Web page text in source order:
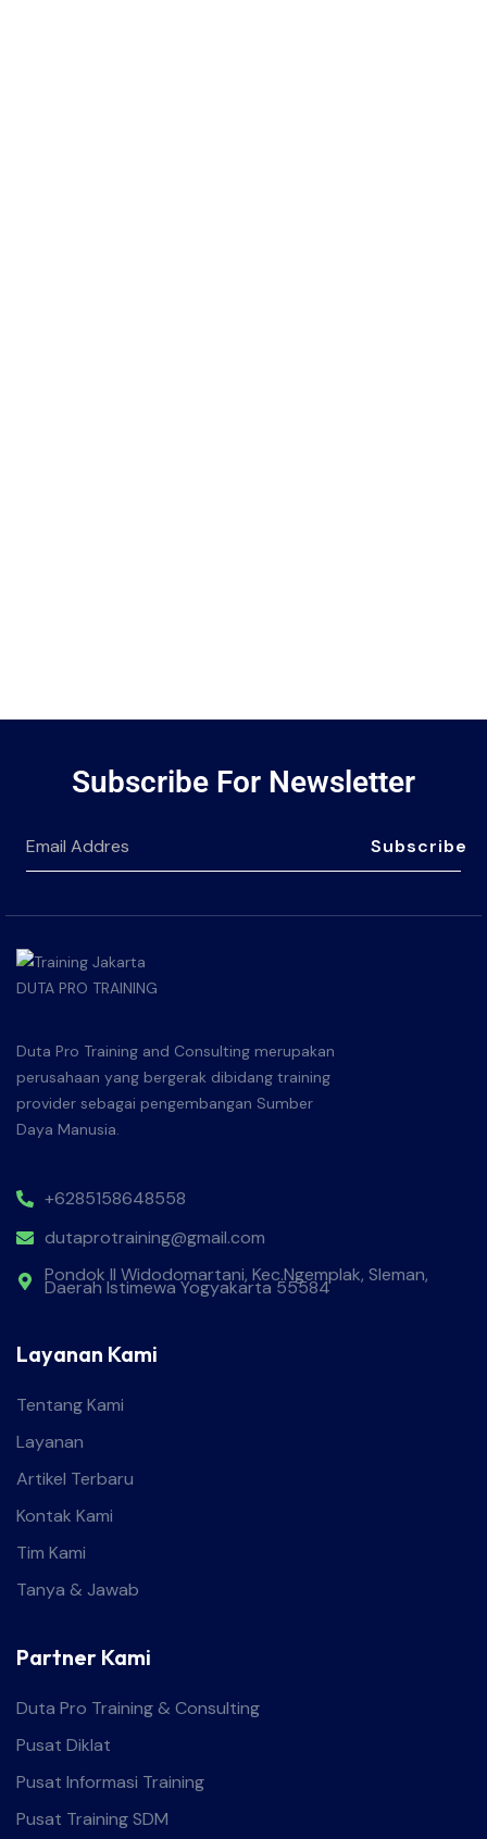
Subscribe For Newsletter
Subscribe
Duta Pro Training and Consulting merupakan
perusahaan yang bergerak dibidang training
provider sebagai pengembangan Sumber
Daya Manusia.
+6285158648558
dutaprotraining@gmail.com
Pondok II Widodomartani, Kec.Ngemplak, Sleman,
Daerah Istimewa Yogyakarta 55584
Layanan Kami
Tentang Kami
Layanan
Artikel Terbaru
Kontak Kami
Tim Kami
Tanya & Jawab
Partner Kami
Duta Pro Training & Consulting
Pusat Diklat
Pusat Informasi Training
Pusat Training SDM